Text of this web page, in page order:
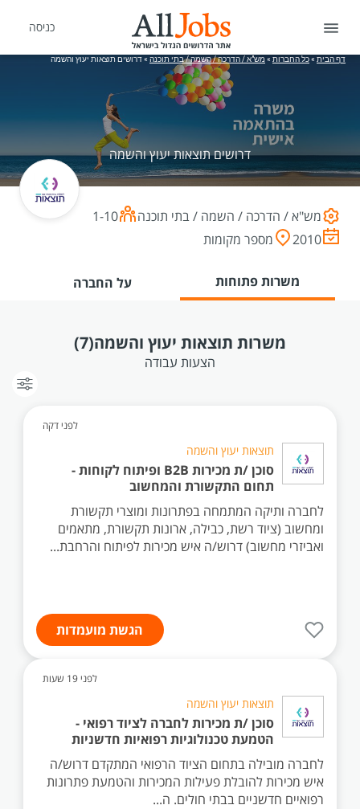
כניסה
דף הבית »כל החברות » מש"א / הדרכה / השמה / בתי תוכנה »דרושים תוצאות יעוץ והשמה
דרושים תוצאות יעוץ והשמה
מש"א / הדרכה / השמה / בתי תוכנה
1-10
2010
מספר מקומות
משרות פתוחות על החברה
משרות תוצאות יעוץ והשמה(7)
הצעות עבודה
לפני דקה
תוצאות יעוץ והשמה
סוכן /ת מכירות B2B ופיתוח לקוחות -
תחום התקשורת והמחשוב
לחברה ותיקה המתמחה בפתרונות ומוצרי תקשורת
ומחשוב (ציוד רשת, כבילה, ארונות תקשורת, מתאמים
ואביזרי מחשוב) דרוש/ה איש מכירות לפיתוח והרחבת...
הגשת מועמדות
לפני 19 שעות
תוצאות יעוץ והשמה
סוכן /ת מכירות לחברה לציוד רפואי -
הטמעת טכנולוגיות רפואיות חדשניות
לחברה מובילה בתחום הציוד הרפואי המתקדם דרוש/ה
איש מכירות להובלת פעילות המכירות והטמעת פתרונות
רפואיים חדשניים בבתי חולים. ה...